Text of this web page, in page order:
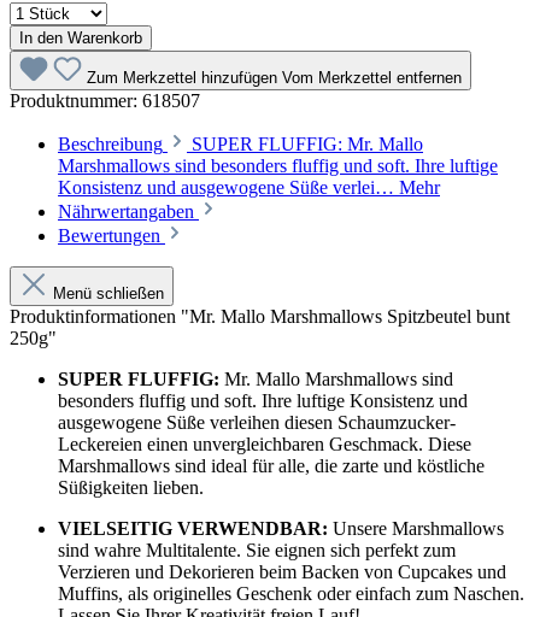
In den Warenkorb
Zum Merkzettel hinzufügen Vom Merkzettel entfernen
Produktnummer: 618507
Beschreibung
SUPER FLUFFIG: Mr. Mallo
Marshmallows sind besonders fluffig und soft. Ihre luftige
Konsistenz und ausgewogene Süße verlei… Mehr
Nährwertangaben
Bewertungen
Menü schließen
Produktinformationen "Mr. Mallo Marshmallows Spitzbeutel bunt
250g"
SUPER FLUFFIG: Mr. Mallo Marshmallows sind
besonders fluffig und soft. Ihre luftige Konsistenz und
ausgewogene Süße verleihen diesen Schaumzucker-
Leckereien einen unvergleichbaren Geschmack. Diese
Marshmallows sind ideal für alle, die zarte und köstliche
Süßigkeiten lieben.
VIELSEITIG VERWENDBAR: Unsere Marshmallows
sind wahre Multitalente. Sie eignen sich perfekt zum
Verzieren und Dekorieren beim Backen von Cupcakes und
Muffins, als originelles Geschenk oder einfach zum Naschen.